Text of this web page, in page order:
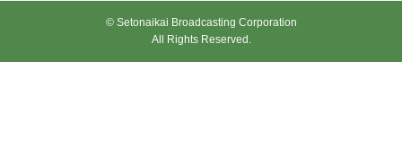
© Setonaikai Broadcasting Corporation
All Rights Reserved.